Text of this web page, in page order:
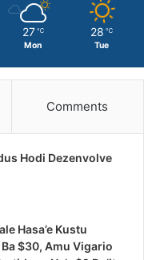
27 ℃
Mon
28 ℃
Tue
Comments
Hodi Dezenvolve
Hasa’e Kustu
$30, Amu Vigario